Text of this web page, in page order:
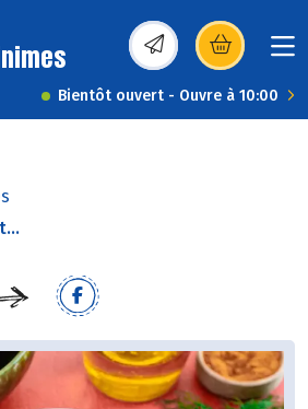
(s’ouvre dans une
Bientôt ouvert - Ouvre à 10:00